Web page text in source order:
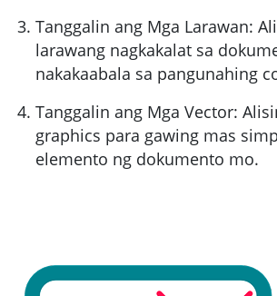
Tanggalin ang Mga Larawan:
larawang nagkakalat sa
nakakaabala sa pangunahing
Tanggalin ang Mga Vector:
graphics para gawing mas
elemento ng dokumento mo.